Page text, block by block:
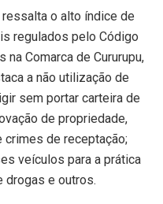
o alto índice de
regulados pelo Código
Comarca de Cururupu,
a não utilização de
sem portar carteira de
de propriedade,
de receptação;
veículos para a prática
drogas e outros.